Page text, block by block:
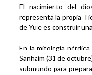
El nacimiento del
representa la propia
de Yule es construir
En la mitología
Sanhaim (31 de
submundo para